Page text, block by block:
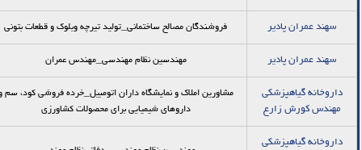
سهند عمران پادير فروشندگان مصالح ساختمانی_توليد تيرچه وبلوك و قطعات بتوني
سهند عمران پادير مهندسین نظام مهندسی_مهندس عمران
داروخانه گیاهپزشکی
مهندس کورش زارع
مشاورین املاک و نمایشگاه داران اتومبیل_خرده فروشی کود، سم
داروهای شیمیایی برای محصولات کشاورزی
داروخانه گیاهپزشکی